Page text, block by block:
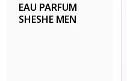
EAU PARFUM
SHESHE MEN